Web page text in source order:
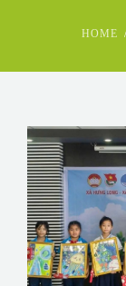
CONTACT
SURVEY
HOME